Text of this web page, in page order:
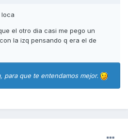
loca
el otro dia casi me pego un
la izq pensando q era el de
para que te entendamos mejor.